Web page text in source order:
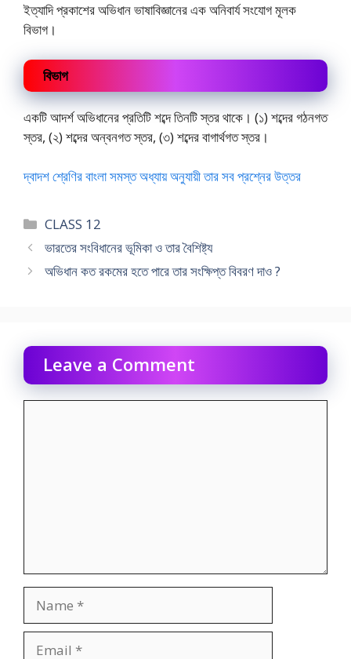
ইত্যাদি প্রকাশের অভিধান ভাষাবিজ্ঞানের এক অনিবার্য সংযোগ মূলক
বিভাগ।
বিভাগ
একটি আদর্শ অভিধানের প্রতিটি শব্দে তিনটি স্তর থাকে। (১) শব্দের গঠনগত
স্তর, (২) শব্দের অন্বনগত স্তর, (৩) শব্দের বাগার্থগত স্তর।
দ্বাদশ শ্রেণির বাংলা সমস্ত অধ্যায় অনুযায়ী তার সব প্রশ্নের উত্তর
Categories
CLASS 12
ভারতের সংবিধানের ভূমিকা ও তার বৈশিষ্ট্য
অভিধান কত রকমের হতে পারে তার সংক্ষিপ্ত বিবরণ দাও ?
Leave a Comment